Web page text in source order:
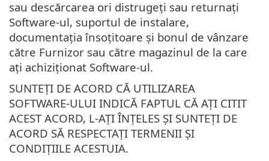
sau descărcarea ori distrugeți sau returnați
Software-ul, suportul de instalare,
documentația însoțitoare și bonul de vânzare
către Furnizor sau către magazinul de la care
ați achiziționat Software-ul.
SUNTEȚI DE ACORD CĂ UTILIZAREA
SOFTWARE-ULUI INDICĂ FAPTUL CĂ AȚI CITIT
ACEST ACORD, L-AȚI ÎNȚELES ȘI SUNTEȚI DE
ACORD SĂ RESPECTAȚI TERMENII ȘI
CONDIȚIILE ACESTUIA.